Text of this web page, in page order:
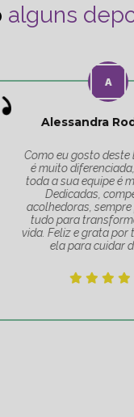
alguns
Rodrigues
gosto deste lugar! A Tati
e por isso,
equipe é maravilhosa.
competentes,
sempre fazendo de
transformar a nossa
e grata por ter escolhido
cuidar de mim!